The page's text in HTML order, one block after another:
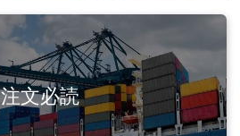
注文必読